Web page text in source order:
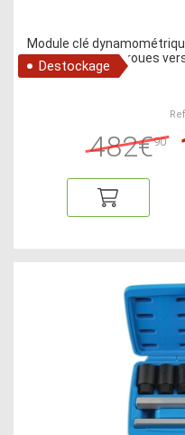
Module clé
roues
Destockage
482€90